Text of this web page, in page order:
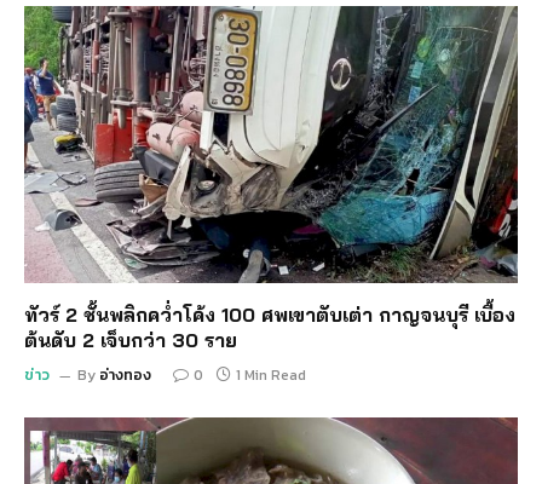
ทัวร์ 2 ชั้นพลิกคว่ำโค้ง 100 ศพเขาตับเต่า กาญจนบุรี เบื้อง
ต้นดับ 2 เจ็บกว่า 30 ราย
ข่าว By อ่างทอง 0 1 Min Read